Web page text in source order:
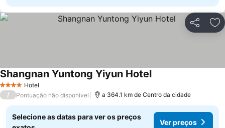
Partilhar
4 EstrelasHotel
Shangnan Yuntong Yiyun Hotel
/ Pontuação não disponível a 364.1 km de Centro da cidade
Selecione as datas para ver os preços
Ver preços